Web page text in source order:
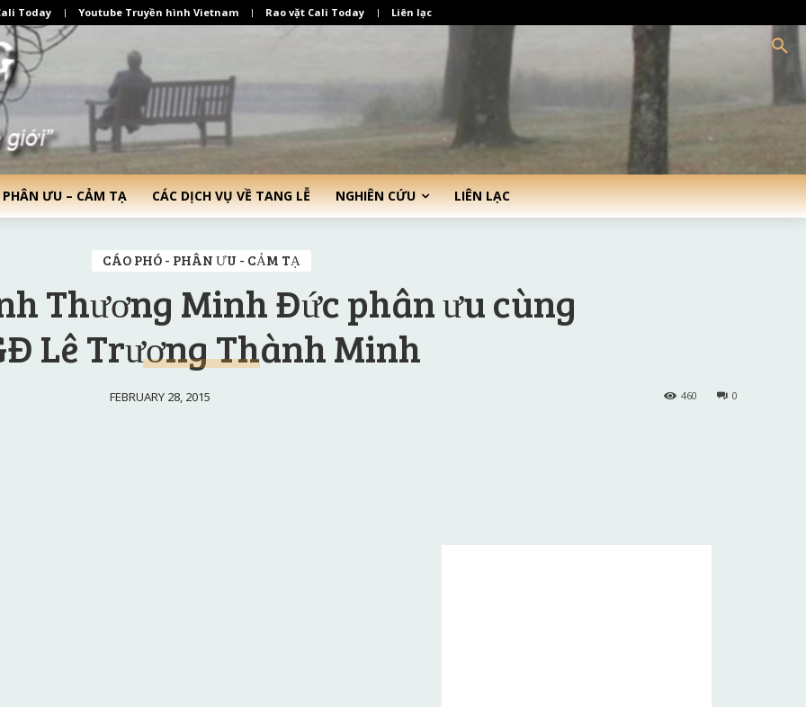
Today Youtube Truyền hình Vietnam Rao vặt Cali Today Liên lạc
PHÂN ƯU – CẢM TẠ CÁC DỊCH VỤ VỀ TANG LỄ NGHIÊN CỨU LIÊN LẠC
CÁO PHÓ - PHÂN ƯU - CẢM TẠ
Thương Minh Đức phân ưu cùng
Lê Trương Thành Minh
FEBRUARY 28, 2015 0
460